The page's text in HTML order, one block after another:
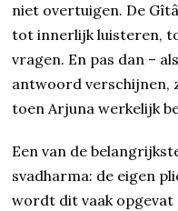
niet overtuigen. De
tot innerlijk luisteren,
vragen. En pas dan –
antwoord verschijnen,
toen Arjuna werkelijk
Een van de
svadharma: de eigen
wordt dit vaak